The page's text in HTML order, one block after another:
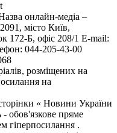
онлайн-медіа –
місто Київ,
Б, офіс 208/1 E-mail:
044-205-43-00
розміщених на
на
« Новини України
- обов'язкове пряме
гіперпосилання .